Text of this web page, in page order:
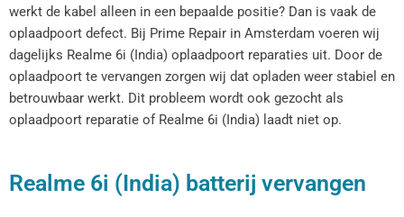
werkt de kabel alleen in een bepaalde positie? Dan is vaak de
oplaadpoort defect. Bij Prime Repair in Amsterdam voeren wij
dagelijks Realme 6i (India) oplaadpoort reparaties uit. Door de
oplaadpoort te vervangen zorgen wij dat opladen weer stabiel en
betrouwbaar werkt. Dit probleem wordt ook gezocht als
oplaadpoort reparatie of Realme 6i (India) laadt niet op.
Realme 6i (India) batterij vervangen